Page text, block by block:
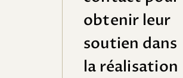
obtenir leur
soutien dans
la réalisation